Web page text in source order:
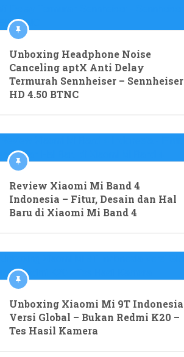
Unboxing Headphone Noise
Canceling aptX Anti Delay
Termurah Sennheiser – Sennheiser
HD 4.50 BTNC
Review Xiaomi Mi Band 4
Indonesia – Fitur, Desain dan Hal
Baru di Xiaomi Mi Band 4
Unboxing Xiaomi Mi 9T Indonesia
Versi Global – Bukan Redmi K20 –
Tes Hasil Kamera